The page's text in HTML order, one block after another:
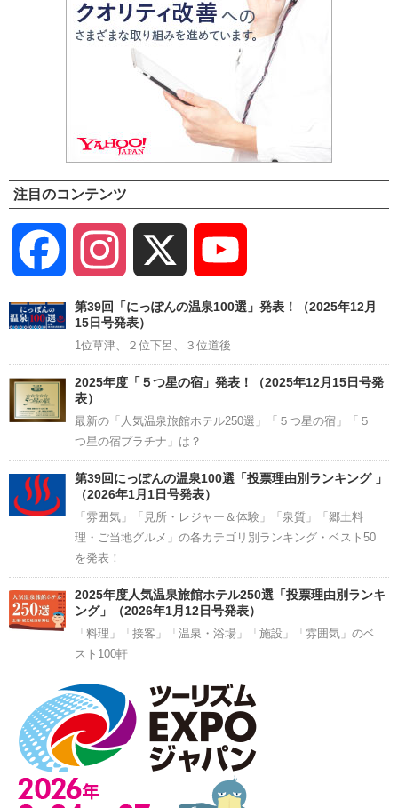
注目のコンテンツ
Facebook Instagram
Channel
第39回「にっぽんの温泉100選」発表！（2025年12月
15日号発表）
1位草津、２位下呂、３位道後
2025年度「５つ星の宿」発表！（2025年12月15日号発
表）
最新の「人気温泉旅館ホテル250選」「５つ星の宿」「５
つ星の宿プラチナ」は？
第39回にっぽんの温泉100選「投票理由別ランキング 」
（2026年1月1日号発表）
「雰囲気」「見所・レジャー＆体験」「泉質」「郷土料
理・ご当地グルメ」の各カテゴリ別ランキング・ベスト50
を発表！
2025年度人気温泉旅館ホテル250選「投票理由別ランキ
ング」（2026年1月12日号発表）
「料理」「接客」「温泉・浴場」「施設」「雰囲気」のベ
スト100軒